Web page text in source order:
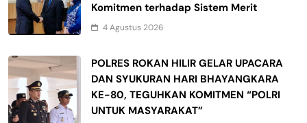
Komitmen terhadap Sistem Merit
4 Agustus 2026
POLRES ROKAN HILIR GELAR UPACARA
DAN SYUKURAN HARI BHAYANGKARA
KE-80, TEGUHKAN KOMITMEN “POLRI
UNTUK MASYARAKAT”